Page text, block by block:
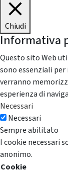
Chiudi
Informativa
Questo sito Web
sono essenziali
verranno
esperienza di
Necessari
Necessari
Sempre abilitato
I cookie necessari
anonimo.
Cookie